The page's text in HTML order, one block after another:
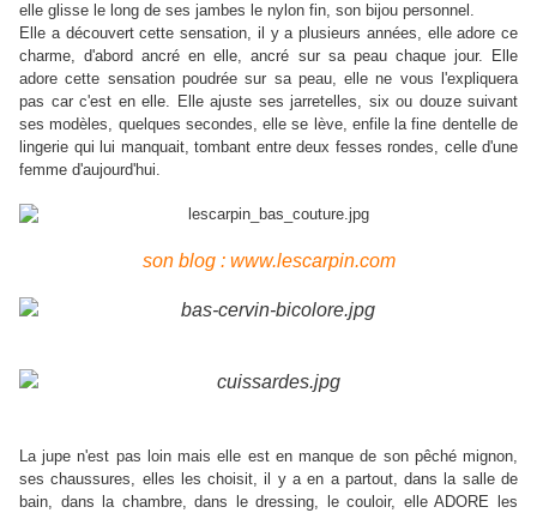
elle glisse le long de ses jambes le nylon fin, son bijou personnel.
Elle a découvert cette sensation, il y a plusieurs années, elle adore ce
charme, d'abord ancré en elle, ancré sur sa peau chaque jour. Elle
adore cette sensation poudrée sur sa peau, elle ne vous l'expliquera
pas car c'est en elle. Elle ajuste ses jarretelles, six ou douze suivant
ses modèles, quelques secondes, elle se lève, enfile la fine dentelle de
lingerie qui lui manquait, tombant entre deux fesses rondes, celle d'une
femme d'aujourd'hui.
son blog : www.lescarpin.com
La jupe n'est pas loin mais elle est en manque de son pêché mignon,
ses chaussures, elles les choisit, il y a en a partout, dans la salle de
bain, dans la chambre, dans le dressing, le couloir, elle ADORE les